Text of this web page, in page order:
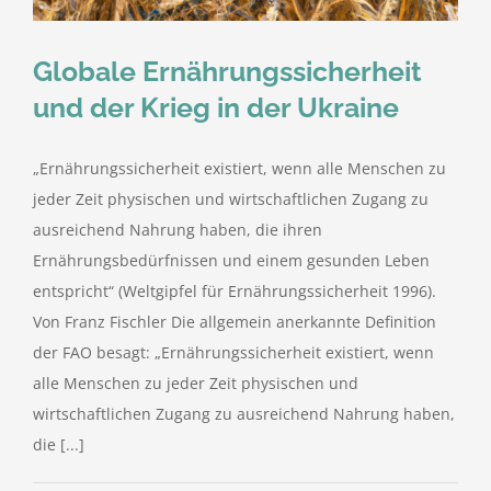
Globale Ernährungssicherheit
und der Krieg in der Ukraine
„Ernährungssicherheit existiert, wenn alle Menschen zu
jeder Zeit physischen und wirtschaftlichen Zugang zu
ausreichend Nahrung haben, die ihren
Ernährungsbedürfnissen und einem gesunden Leben
entspricht“ (Weltgipfel für Ernährungssicherheit 1996).
Von Franz Fischler Die allgemein anerkannte Definition
der FAO besagt: „Ernährungssicherheit existiert, wenn
alle Menschen zu jeder Zeit physischen und
wirtschaftlichen Zugang zu ausreichend Nahrung haben,
die [...]